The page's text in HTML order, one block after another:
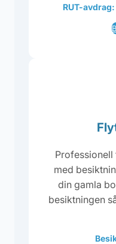
RUT-
med
din gamla
besiktningen